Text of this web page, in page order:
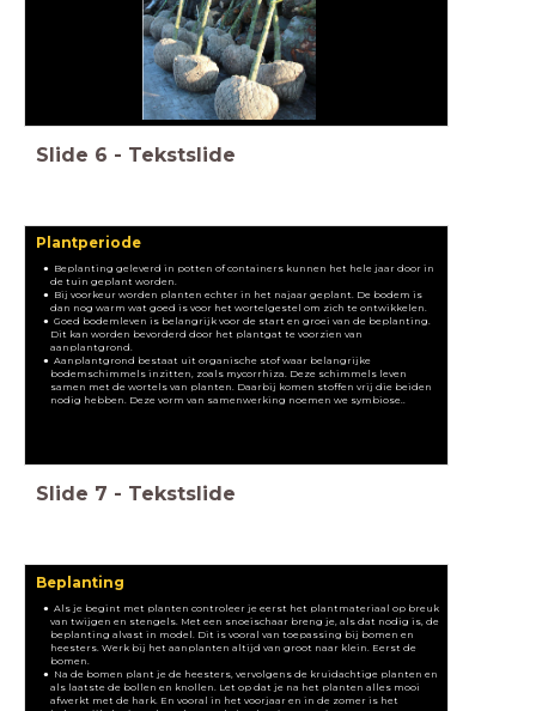
Slide 6 - Tekstslide
Plantperiode
Beplanting geleverd in potten of containers kunnen het hele jaar door in
de tuin geplant worden.
Bij voorkeur worden planten echter in het najaar geplant. De bodem is
dan nog warm wat goed is voor het wortelgestel om zich te ontwikkelen.
Goed bodemleven is belangrijk voor de start en groei van de beplanting.
Dit kan worden bevorderd door het plantgat te voorzien van
aanplantgrond.
Aanplantgrond bestaat uit organische stof waar belangrijke
bodemschimmels inzitten, zoals mycorrhiza. Deze schimmels leven
samen met de wortels van planten. Daarbij komen stoffen vrij die beiden
nodig hebben. Deze vorm van samenwerking noemen we symbiose..
Slide 7 - Tekstslide
Beplanting
Als je begint met planten controleer je eerst het plantmateriaal op breuk
van twijgen en stengels. Met een snoeischaar breng je, als dat nodig is, de
beplanting alvast in model. Dit is vooral van toepassing bij bomen en
heesters. Werk bij het aanplanten altijd van groot naar klein. Eerst de
bomen.
Na de bomen plant je de heesters, vervolgens de kruidachtige planten en
als laatste de bollen en knollen. Let op dat je na het planten alles mooi
afwerkt met de hark. En vooral in het voorjaar en in de zomer is het